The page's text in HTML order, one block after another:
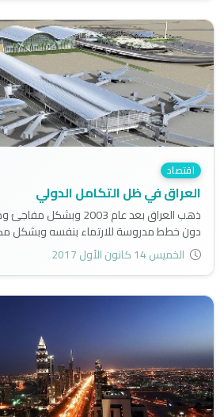
اقتصاد
العراق في ظل التكامل الدولي
ذهب العراق بعد عام 2003
دون خطط مدروسة للارتماء بنفسه وبشكل
الذي تديره الرأسمالية المنفلتة، وأصبح جزء لا
الخميس 14 كانون الأول 2017